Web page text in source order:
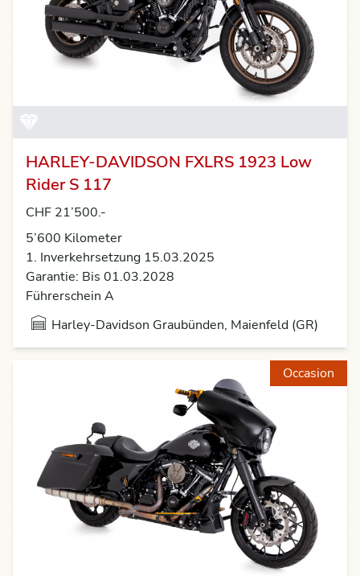
HARLEY-DAVIDSON FXLRS 1923 Low
Rider S 117
CHF 21’500.-
5’600 Kilometer
1. Inverkehrsetzung 15.03.2025
Garantie: Bis 01.03.2028
Führerschein A
Harley-Davidson Graubünden, Maienfeld (GR)
Occasion